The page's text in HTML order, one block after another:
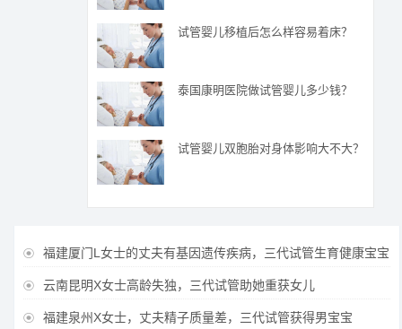
试管婴儿移植后怎么样容易着床？
泰国康明医院做试管婴儿多少钱？
试管婴儿双胞胎对身体影响大不大？
 福建厦门L女士的丈夫有基因遗传疾病，三代试管生育健康宝宝
 云南昆明X女士高龄失独，三代试管助她重获女儿
 福建泉州X女士，丈夫精子质量差，三代试管获得男宝宝